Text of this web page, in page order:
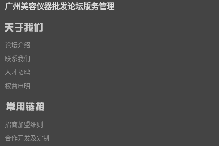
广州美容仪器批发论坛版务管理
论坛介绍
联系我们
人才招聘
权益申明
招商加盟细则
合作开发及定制